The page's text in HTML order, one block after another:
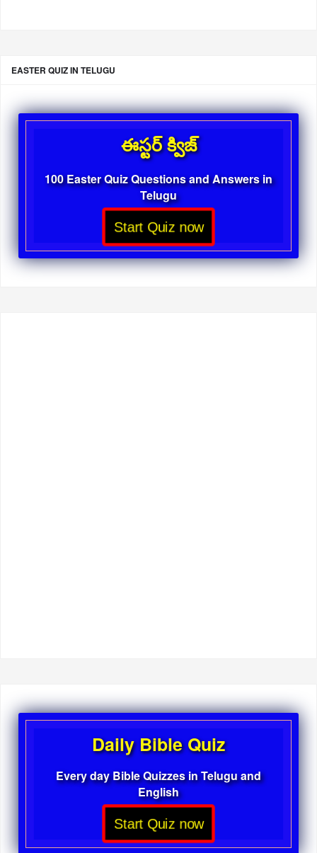
EASTER QUIZ IN TELUGU
ఈస్టర్ క్విజ్
100 Easter Quiz Questions and Answers in
Telugu
Start Quiz now
Daily Bible Quiz
Every day Bible Quizzes in Telugu and
English
Start Quiz now